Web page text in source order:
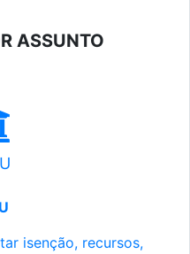
ASSUNTO
isenção, recursos,